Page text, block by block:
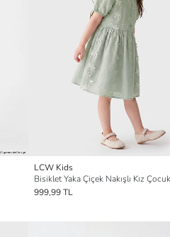
LCW Kids
Bisiklet Yaka Çiçek Nakışlı Kız
999,99 TL